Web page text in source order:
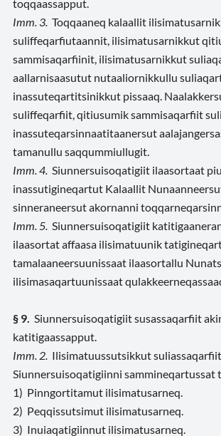
toqqaassapput.
Imm. 3. Toqqaaneq kalaallit
suliffeqarfiutaannit, ilisimatusarnikkut
sammisaqarfiinit, ilisimatusarnikkut
aallarnisaasutut nutaaliornikkullu
inassuteqartitsinikkut pissaaq.
suliffeqarfiit, qitiusumik sammisaqarfiit
inassuteqarsinnaatitaanersut
tamanullu saqqummiullugit.
Imm. 4. Siunnersuisoqatigiit ilaasortaat
inassutigineqartut Kalaallit
sinneraneersut akornanni
Imm. 5. Siunnersuisoqatigiit
ilaasortat affaasa ilisimatuunik
tamalaaneersuunissaat ilaasortallu
ilisimasaqartuunissaat
§ 9. Siunnersuisoqatigiit susassaqarfiit
katitigaassapput.
Imm. 2. Ilisimatuussutsikkut suliassaqarfiit
Siunnersuisoqatigiinni sammineqartussat
1) Pinngortitamut ilisimatusarneq.
2) Peqqissutsimut ilisimatusarneq.
3) Inuiaqatigiinnut ilisimatusarneq.